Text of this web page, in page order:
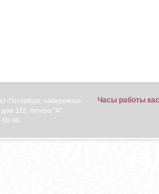
Петербург, набережная
122, литера "А".
60-96
Часы работы